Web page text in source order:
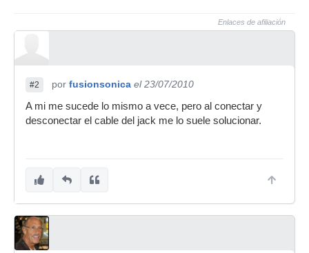
Enlaces de afiliación
#2 por fusionsonica el 23/07/2010
A mi me sucede lo mismo a vece, pero al conectar y
desconectar el cable del jack me lo suele solucionar.